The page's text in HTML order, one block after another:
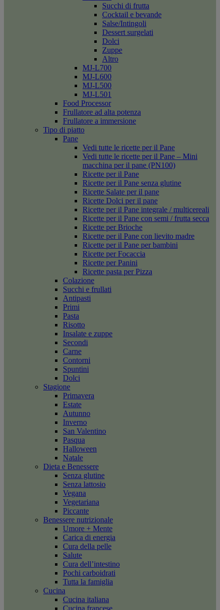
Succhi di frutta
Cocktail e bevande
Salse/Intingoli
Dessert surgelati
Dolci
Zuppe
Altro
MJ-L700
MJ-L600
MJ-L500
MJ-L501
Food Processor
Frullatore ad alta potenza
Frullatore a immersione
Tipo di piatto
Pane
Vedi tutte le ricette per il Pane
Vedi tutte le ricette per il Pane – Mini
macchina per il pane (PN100)
Ricette per il Pane
Ricette per il Pane senza glutine
Ricette Salate per il pane
Ricette Dolci per il pane
Ricette per il Pane integrale / multicereali
Ricette per il Pane con semi / frutta secca
Ricette per Brioche
Ricette per il Pane con lievito madre
Ricette per il Pane per bambini
Ricette per Focaccia
Ricette per Panini
Ricette pasta per Pizza
Colazione
Succhi e frullati
Antipasti
Primi
Pasta
Risotto
Insalate e zuppe
Secondi
Carne
Contorni
Spuntini
Dolci
Stagione
Primavera
Estate
Autunno
Inverno
San Valentino
Pasqua
Halloween
Natale
Dieta e Benessere
Senza glutine
Senza lattosio
Vegana
Vegetariana
Piccante
Benessere nutrizionale
Umore + Mente
Carica di energia
Cura della pelle
Salute
Cura dell’intestino
Pochi carboidrati
Tutta la famiglia
Cucina
Cucina italiana
Cucina francese